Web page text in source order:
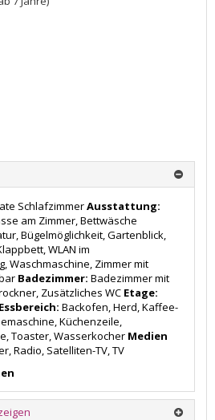
SchlafzimmerAusstattung:
am Zimmer, Bettwäsche
Bügelmöglichkeit, Gartenblick,
WLAN im
Waschmaschine, Zimmer mit
Badezimmer: Badezimmer mit
Zusätzliches WC Etage:
Backofen, Herd, Kaffee-
Küchenzeile,
Toaster, Wasserkocher Medien
Radio, Satelliten-TV, TV